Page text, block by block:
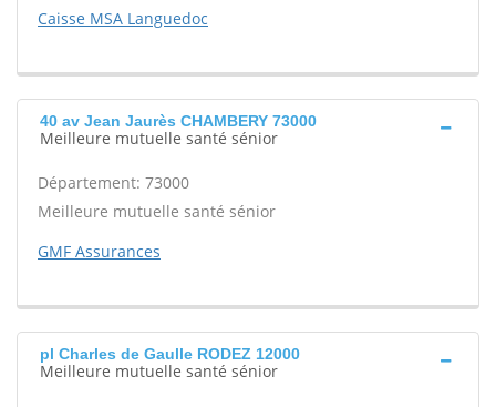
Caisse MSA Languedoc
40 av Jean Jaurès CHAMBERY 73000
Meilleure mutuelle santé sénior
Département: 73000
Meilleure mutuelle santé sénior
GMF Assurances
pl Charles de Gaulle RODEZ 12000
Meilleure mutuelle santé sénior